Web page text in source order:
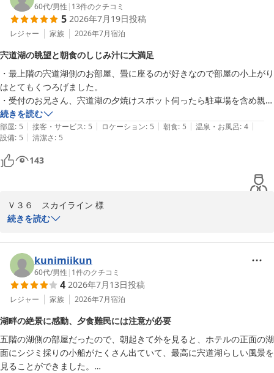
お部屋からの眺望や客室の清掃状況、そして朝食バイキングにつき
ましてもお褒めの言葉をいただき、重ねて御礼申し上げます。
また、朝食会場でご用意しておりますカートにつきましても、温か
お客様からいただいたお言葉を大切にし、今後もより一層ご満足い
ただけるサービスを目指して精進してまいります。
また松江にお越しの際は、ぜひ当館へお立ち寄りください。お客様
のまたのお越しを心よりお待ちしております。
ご投稿いただき、誠にありがとうございました。
担当　梶谷
60代/男性 | 13件のクチコミ
5 2026年7月19日投稿
レジャー 家族 2026年7月宿泊
宍道湖の眺望と朝食のしじみ汁に大満足
・最上階の宍道湖側のお部屋、畳に座るのが好きなので部屋の小上がり
はとてもくつろげました。
・受付のお兄さん、宍道湖の夕焼けスポット伺ったら駐車場を含め親切
に教えてもらい観ることができました。
・朝食バイキングのしじみの味噌汁、ホント美味しくて何回もおかわり
しました。名物の赤天も美味しかったです。ただ、夕食バイキングの刺
身はイマイチでした。
・一畑電車の駅までホテルの出口から徒歩１分で電車に乗って出雲大社
・レンタサイクルのステーションも駅にあり、自転車で松江市内を観光
できました。
・全体として部屋も広くて食事も美味しくてとてもいい時を過ごせまし
続きを読む
部屋: 5 | 接客・サービス: 5 | ロケーション: 5 | 朝食: 5 | 温泉・お風呂: 4 |
設備: 5 | 清潔さ: 5
143
Ｖ３６　スカイライン 様
この度はご宿泊くださいまして、誠にありがとうございます。
最上階の宍道湖側のお部屋と畳の小上がりで、ゆっくりとおくつろ
ぎいただけたとのお言葉、大変嬉しく拝見しました。
受付スタッフの対応にもご満足いただけたようで、私たちも励みに
なります。観光スポットのご案内は今後も丁寧に行ってまいりま
朝食のしじみの味噌汁と赤天をお褒めいただき、ありがとうござい
ます。夕食の刺身につきましてはご期待に添えず、申し訳ございま
せん。厨房に共有し、改善してまいります。
続きを読む
kunimiikun
60代/男性 | 1件のクチコミ
4 2026年7月13日投稿
レジャー 家族 2026年7月宿泊
湖畔の絶景に感動、夕食難民には注意が必要
五階の湖側の部屋だったので、朝起きて外を見ると、ホテルの正面の湖
面にシジミ採りの小船がたくさん出ていて、最高に宍道湖らしい風景を
見ることができました。